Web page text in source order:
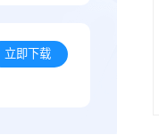
立即下载